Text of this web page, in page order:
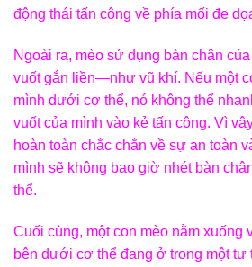
động thái tấn công về phía mối đe
Ngoài ra, mèo sử dụng bàn chân
vuốt gắn liền—như vũ khí. Nếu một
mình dưới cơ thể, nó không thể
vuốt của mình vào kẻ tấn công. Vì
hoàn toàn chắc chắn về sự an toàn
mình sẽ không bao giờ nhét bàn
thể.
Cuối cùng, một con mèo nằm xuống
bên dưới cơ thể đang ở trong một tư